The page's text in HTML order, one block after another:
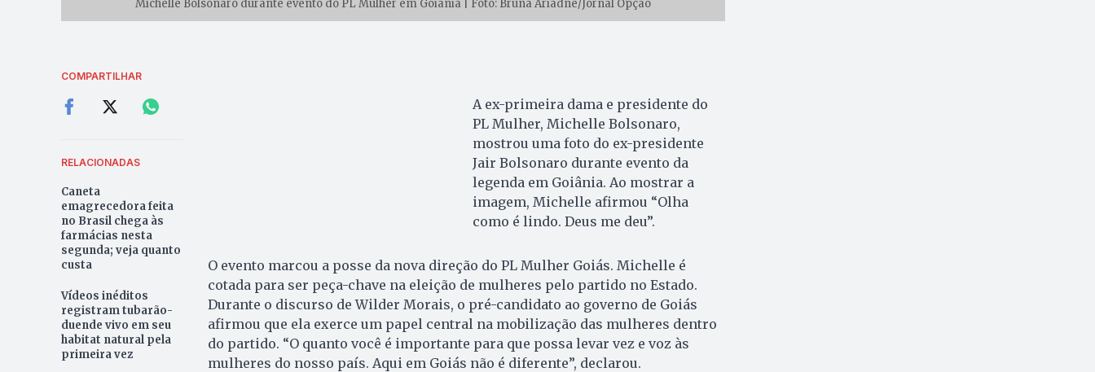
Michelle Bolsonaro durante evento do PL Mulher em Goiânia | Foto: Bruna Ariadne/Jornal Opção
COMPARTILHAR
RELACIONADAS
Caneta
emagrecedora feita
no Brasil chega às
farmácias nesta
segunda; veja quanto
custa
Vídeos inéditos
registram tubarão-
duende vivo em seu
habitat natural pela
primeira vez
A ex-primeira dama e presidente do
PL Mulher, Michelle Bolsonaro,
mostrou uma foto do ex-presidente
Jair Bolsonaro durante evento da
legenda em Goiânia. Ao mostrar a
imagem, Michelle afirmou “Olha
como é lindo. Deus me deu”.
O evento marcou a posse da nova direção do PL Mulher Goiás. Michelle é
cotada para ser peça-chave na eleição de mulheres pelo partido no Estado.
Durante o discurso de Wilder Morais, o pré-candidato ao governo de Goiás
afirmou que ela exerce um papel central na mobilização das mulheres dentro
do partido. “O quanto você é importante para que possa levar vez e voz às
mulheres do nosso país. Aqui em Goiás não é diferente”, declarou.